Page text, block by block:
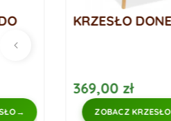
KRZESŁO DONE
369,00 zł
ZOBACZ KRZESŁO